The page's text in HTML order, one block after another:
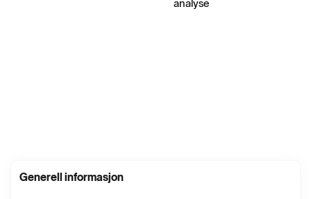
analyse
Generell informasjon